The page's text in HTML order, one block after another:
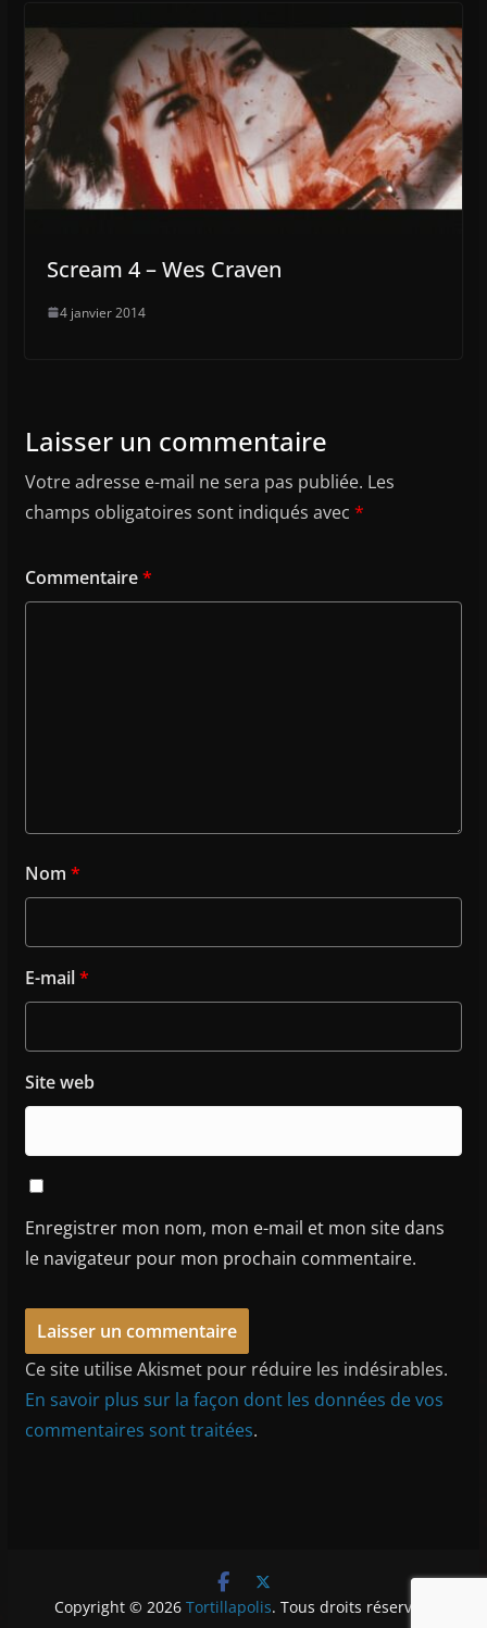
Scream 4 – Wes Craven
4 janvier 2014
Laisser un commentaire
Votre adresse e-mail ne sera pas publiée. Les
champs obligatoires sont indiqués avec *
Commentaire*
Nom *
E-mail*
Site web
Enregistrer mon nom, mon e-mail et mon site dans
le navigateur pour mon prochain commentaire.
Ce site utilise Akismet pour réduire les indésirables.
En savoir plus sur la façon dont les données de vos
commentaires sont traitées.
Copyright © 2026 Tortillapolis. Tous droits réservés.